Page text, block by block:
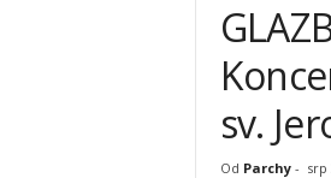
sv.
Od Parchy- srp